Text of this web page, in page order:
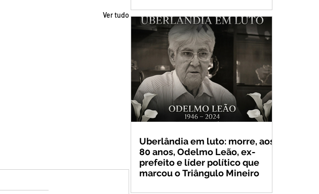
Ver tudo
Uberlândia em luto: morre, aos
80 anos, Odelmo Leão, ex-
prefeito e líder político que
marcou o Triângulo Mineiro